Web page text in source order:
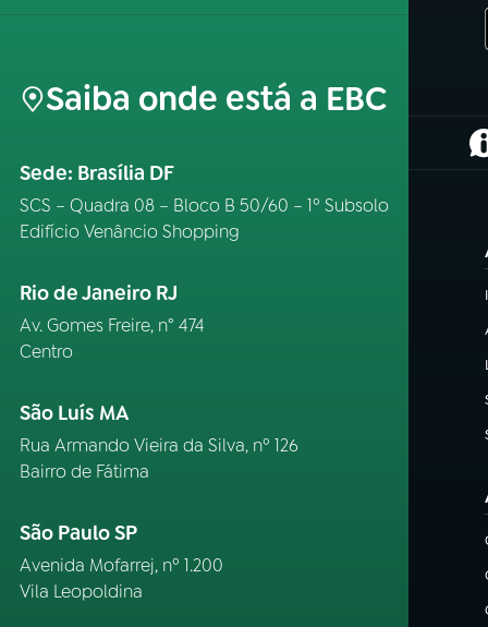
Saiba onde está a EBC
Sede: Brasília DF
SCS – Quadra 08 – Bloco B 50/60 – 1º Subsolo
Edifício Venâncio Shopping
Rio de Janeiro RJ
Av. Gomes Freire, n° 474
Centro
São Luís MA
Rua Armando Vieira da Silva, nº 126
Bairro de Fátima
São Paulo SP
Avenida Mofarrej, nº 1.200
Vila Leopoldina